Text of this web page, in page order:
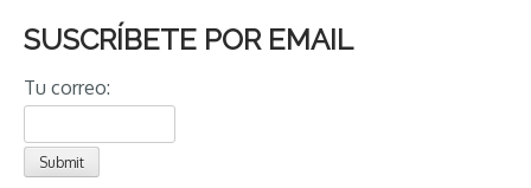
SUSCRÍBETE POR EMAIL
Tu correo: